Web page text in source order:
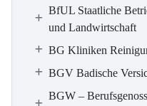
BfUL Staatliche
und Landwirtschaft
BG Kliniken
BGV Badische
BGW –